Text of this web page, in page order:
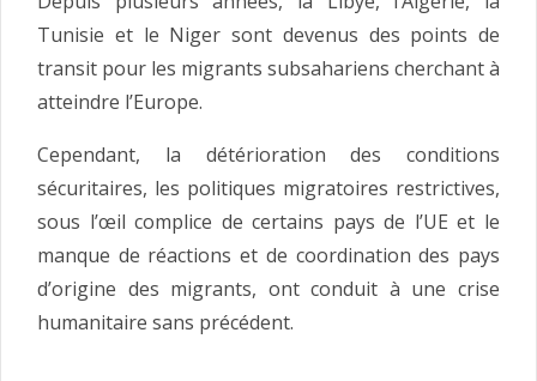
Tunisie et le Niger sont devenus des points de
transit pour les migrants subsahariens cherchant à
atteindre l’Europe.
Cependant, la détérioration des conditions
sécuritaires, les politiques migratoires restrictives,
sous l’œil complice de certains pays de l’UE et le
manque de réactions et de coordination des pays
d’origine des migrants, ont conduit à une crise
humanitaire sans précédent.